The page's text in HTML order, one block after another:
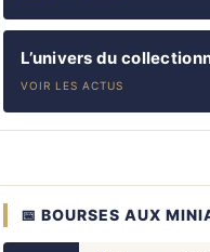
L’univers du
VOIR LES ACTUS
📅 BOURSES AUX